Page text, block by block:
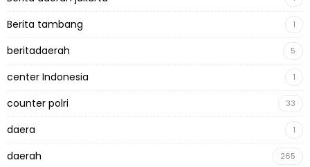
Berita tambang 1
beritadaerah 5
center Indonesia 1
counter polri 33
daera 1
daerah 265